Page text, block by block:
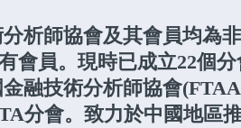
析師協會及其會員均為
會員。現時已成立22個
融技術分析師協會
分會。致力於中國地區